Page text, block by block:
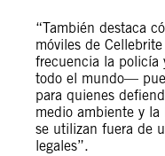
“También destaca
móviles de
frecuencia la policía
todo el mundo—
para quienes
medio ambiente y
se utilizan fuera de
legales”.